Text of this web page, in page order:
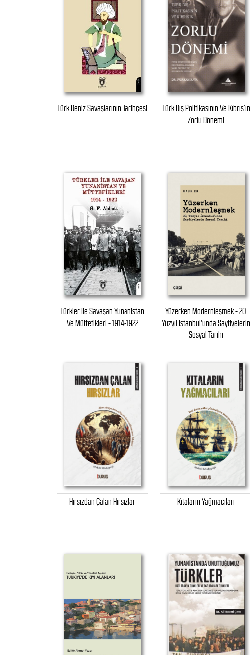
Türk Deniz Savaşlarının Tarihçesi
Türk Dış Politikasının Ve Kıbrıs’ın
Zorlu Dönemi
Türkler İle Savaşan Yunanistan
Ve Müttefikleri - 1914-1922
Yüzerken Modernleşmek - 20.
Yüzyıl İstanbul'unda Sayfiyelerin
Sosyal Tarihi
Hırsızdan Çalan Hırsızlar Kıtaların Yağmacıları